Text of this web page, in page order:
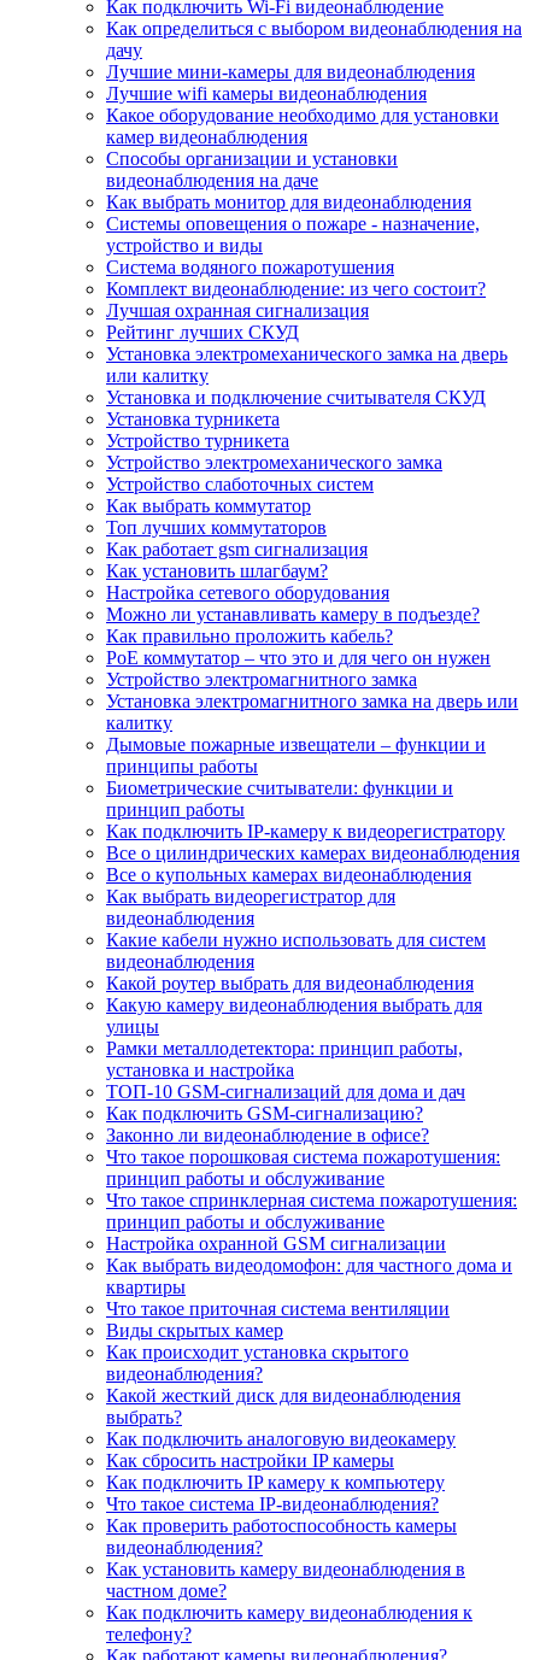
Как подключить Wi-Fi видеонаблюдение
Как определиться с выбором видеонаблюдения на
дачу
Лучшие мини-камеры для видеонаблюдения
Лучшие wifi камеры видеонаблюдения
Какое оборудование необходимо для установки
камер видеонаблюдения
Способы организации и установки
видеонаблюдения на даче
Как выбрать монитор для видеонаблюдения
Системы оповещения о пожаре - назначение,
устройство и виды
Система водяного пожаротушения
Комплект видеонаблюдение: из чего состоит?
Лучшая охранная сигнализация
Рейтинг лучших СКУД
Установка электромеханического замка на дверь
или калитку
Установка и подключение считывателя СКУД
Установка турникета
Устройство турникета
Устройство электромеханического замка
Устройство слаботочных систем
Как выбрать коммутатор
Топ лучших коммутаторов
Как работает gsm сигнализация
Как установить шлагбаум?
Настройка сетевого оборудования
Можно ли устанавливать камеру в подъезде?
Как правильно проложить кабель?
PoE коммутатор – что это и для чего он нужен
Устройство электромагнитного замка
Установка электромагнитного замка на дверь или
калитку
Дымовые пожарные извещатели – функции и
принципы работы
Биометрические считыватели: функции и
принцип работы
Как подключить IP-камеру к видеорегистратору
Все о цилиндрических камерах видеонаблюдения
Все о купольных камерах видеонаблюдения
Как выбрать видеорегистратор для
видеонаблюдения
Какие кабели нужно использовать для систем
видеонаблюдения
Какой роутер выбрать для видеонаблюдения
Какую камеру видеонаблюдения выбрать для
улицы
Рамки металлодетектора: принцип работы,
установка и настройка
ТОП-10 GSM-сигнализаций для дома и дач
Как подключить GSM-сигнализацию?
Законно ли видеонаблюдение в офисе?
Что такое порошковая система пожаротушения:
принцип работы и обслуживание
Что такое спринклерная система пожаротушения:
принцип работы и обслуживание
Настройка охранной GSM сигнализации
Как выбрать видеодомофон: для частного дома и
квартиры
Что такое приточная система вентиляции
Виды скрытых камер
Как происходит установка скрытого
видеонаблюдения?
Какой жесткий диск для видеонаблюдения
выбрать?
Как подключить аналоговую видеокамеру
Как сбросить настройки IP камеры
Как подключить IP камеру к компьютеру
Что такое система IP-видеонаблюдения?
Как проверить работоспособность камеры
видеонаблюдения?
Как установить камеру видеонаблюдения в
частном доме?
Как подключить камеру видеонаблюдения к
телефону?
Как работают камеры видеонаблюдения?